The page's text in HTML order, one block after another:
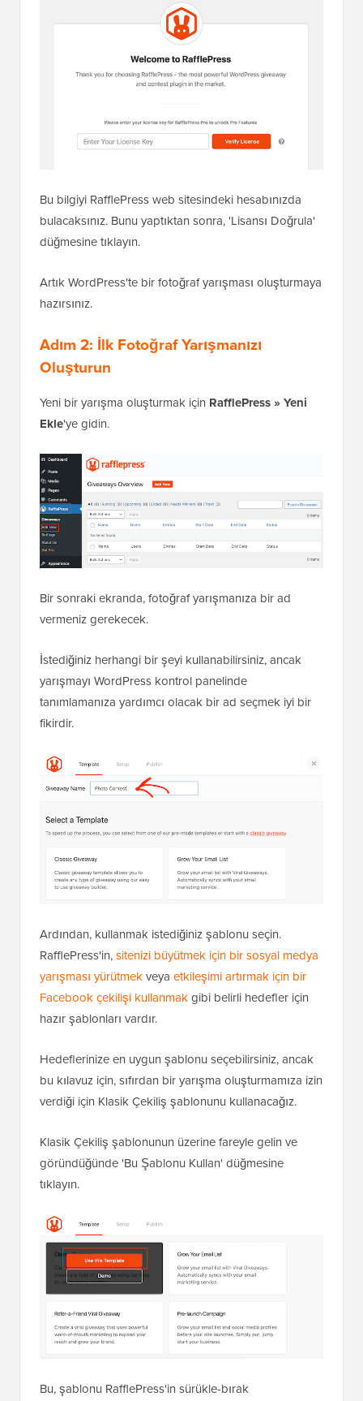
Bu bilgiyi RafflePress web sitesindeki hesabınızda
bulacaksınız. Bunu yaptıktan sonra, 'Lisansı Doğrula'
düğmesine tıklayın.
Artık WordPress'te bir fotoğraf yarışması oluşturmaya
hazırsınız.
Adım 2: İlk Fotoğraf Yarışmanızı
Oluşturun
Yeni bir yarışma oluşturmak için RafflePress » Yeni
Ekle'ye gidin.
Bir sonraki ekranda, fotoğraf yarışmanıza bir ad
vermeniz gerekecek.
İstediğiniz herhangi bir şeyi kullanabilirsiniz, ancak
yarışmayı WordPress kontrol panelinde
tanımlamanıza yardımcı olacak bir ad seçmek iyi bir
fikirdir.
Ardından, kullanmak istediğiniz şablonu seçin.
RafflePress'in,sitenizi büyütmek için bir sosyal medya
yarışması yürütmekveya etkileşimi artırmak için bir
Facebook çekilişi kullanmakgibi belirli hedefler için
hazır şablonları vardır.
Hedeflerinize en uygun şablonu seçebilirsiniz, ancak
bu kılavuz için, sıfırdan bir yarışma oluşturmamıza izin
verdiği için Klasik Çekiliş şablonunu kullanacağız.
Klasik Çekiliş şablonunun üzerine fareyle gelin ve
göründüğünde 'Bu Şablonu Kullan' düğmesine
tıklayın.
Bu, şablonu RafflePress'in sürükle-bırak